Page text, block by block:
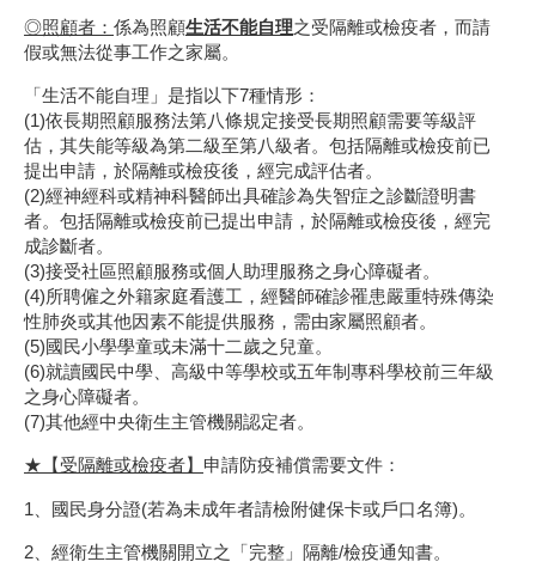
◎照顧者： 係為照顧生活不能自理之受隔離或檢疫者，而請
假或無法從事工作之家屬。
「生活不能自理」是指以下7種情形：
(1)依長期照顧服務法第八條規定接受長期照顧需要等級評
估，其失能等級為第二級至第八級者。包括隔離或檢疫前已
提出申請，於隔離或檢疫後，經完成評估者。
(2)經神經科或精神科醫師出具確診為失智症之診斷證明書
者。包括隔離或檢疫前已提出申請，於隔離或檢疫後，經完
成診斷者。
(3)接受社區照顧服務或個人助理服務之身心障礙者。
(4)所聘僱之外籍家庭看護工，經醫師確診罹患嚴重特殊傳染
性肺炎或其他因素不能提供服務，需由家屬照顧者。
(5)國民小學學童或未滿十二歲之兒童。
(6)就讀國民中學、高級中等學校或五年制專科學校前三年級
之身心障礙者。
(7)其他經中央衛生主管機關認定者。
★ 【受隔離或檢疫者】 申請防疫補償需要文件：
1、國民身分證(若為未成年者請檢附健保卡或戶口名簿)。
2、經衛生主管機關開立之「完整」隔離/檢疫通知書。